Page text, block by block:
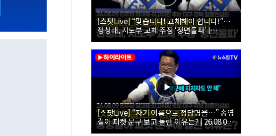
[스팟Live] “맞습니다! 교체해야 합니다!”…
정청래, 지도부 교체 주장 ‘정면돌파’ |
26.08.09 더불어민주당 당대표·최고위원 후
보 대구·경북 합동연설회
[스팟Live] “자기 이름으로 정당명을…” 송영
길이 피켓 문구 보고 놀란 이유는? | 26.08.09
더불어민주당 당대표·최고위원 후보 대구·경